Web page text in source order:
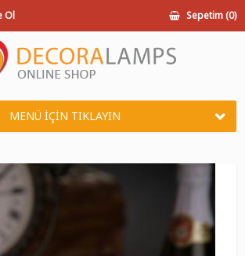
Ol Sepetim (0)
MENÜ İÇİN TIKLAYIN